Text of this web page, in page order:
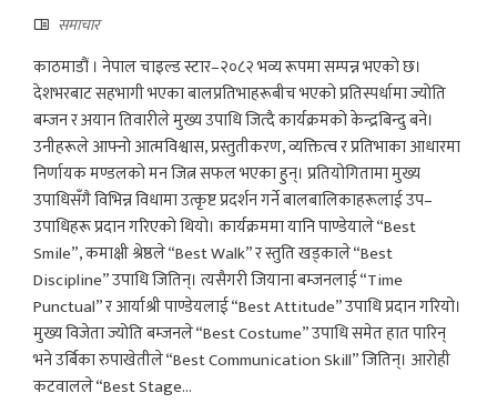
समाचार
काठमाडौं । नेपाल चाइल्ड स्टार–२०८२ भव्य रूपमा सम्पन्न भएको छ।
देशभरबाट सहभागी भएका बालप्रतिभाहरूबीच भएको प्रतिस्पर्धामा ज्योति
बम्जन र अयान तिवारीले मुख्य उपाधि जित्दै कार्यक्रमको केन्द्रबिन्दु बने।
उनीहरूले आफ्नो आत्मविश्वास, प्रस्तुतीकरण, व्यक्तित्व र प्रतिभाका आधारमा
निर्णायक मण्डलको मन जित्न सफल भएका हुन्। प्रतियोगितामा मुख्य
उपाधिसँगै विभिन्न विधामा उत्कृष्ट प्रदर्शन गर्ने बालबालिकाहरूलाई उप–
उपाधिहरू प्रदान गरिएको थियो। कार्यक्रममा यानि पाण्डेयाले “Best
Smile”, कमाक्षी श्रेष्ठले “Best Walk” र स्तुति खड्काले “Best
Discipline” उपाधि जितिन्। त्यसैगरी जियाना बम्जनलाई “Time
Punctual” र आर्याश्री पाण्डेयलाई “Best Attitude” उपाधि प्रदान गरियो।
मुख्य विजेता ज्योति बम्जनले “Best Costume” उपाधि समेत हात पारिन्
भने उर्बिका रुपाखेतीले “Best Communication Skill” जितिन्। आरोही
कटवालले “Best Stage...